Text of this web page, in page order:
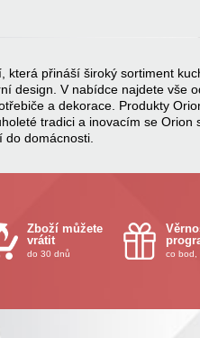
přináší široký sortiment
design. V nabídce najdete vše
a dekorace. Produkty
tradici a inovacím se Orion
domácnosti.
Zboží můžete
vrátit
do 30 dnů co bod,